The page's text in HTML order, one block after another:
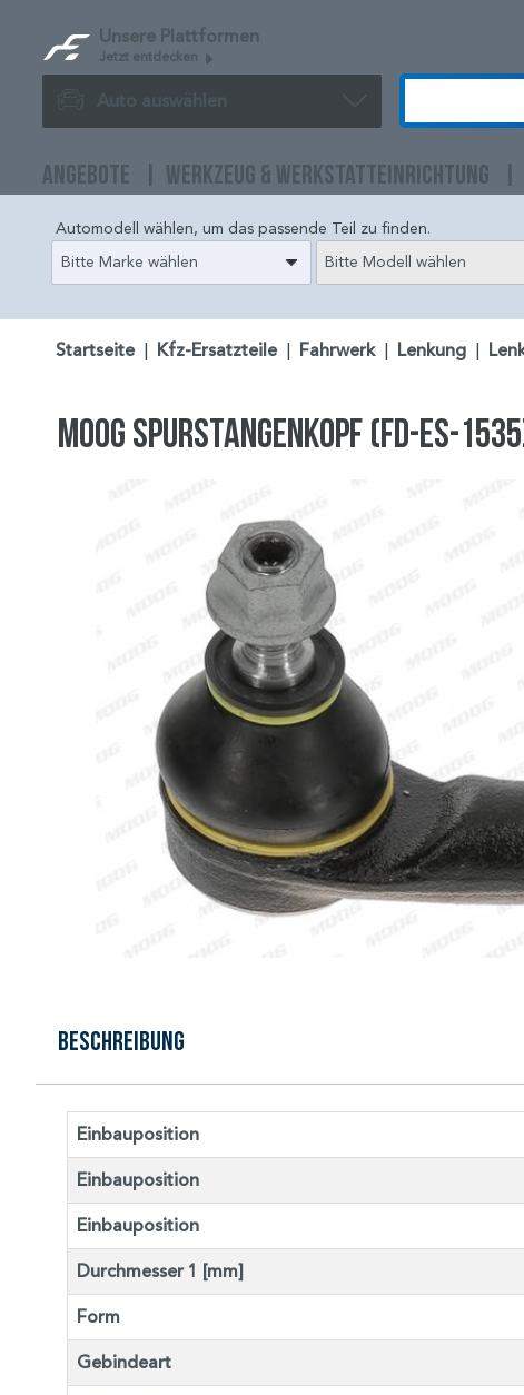
Unsere Plattformen
Jetzt entdecken
Auto auswählen
ANGEBOTE WERKZEUG & WERKSTATTEINRICHTUNG
Automodell wählen, um das passende Teil zu finden.
Bitte Marke wählen
Bitte Modell wählen
Startseite Kfz-Ersatzteile Fahrwerk Lenkung
MOOG Spurstangenkopf (FD-ES-
Beschreibung
Einbauposition
Einbauposition
Einbauposition
Durchmesser 1 [mm]
Form
Gebindeart